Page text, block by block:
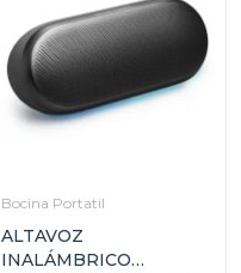
Bocina Portatil
ALTAVOZ
INALÁMBRICO